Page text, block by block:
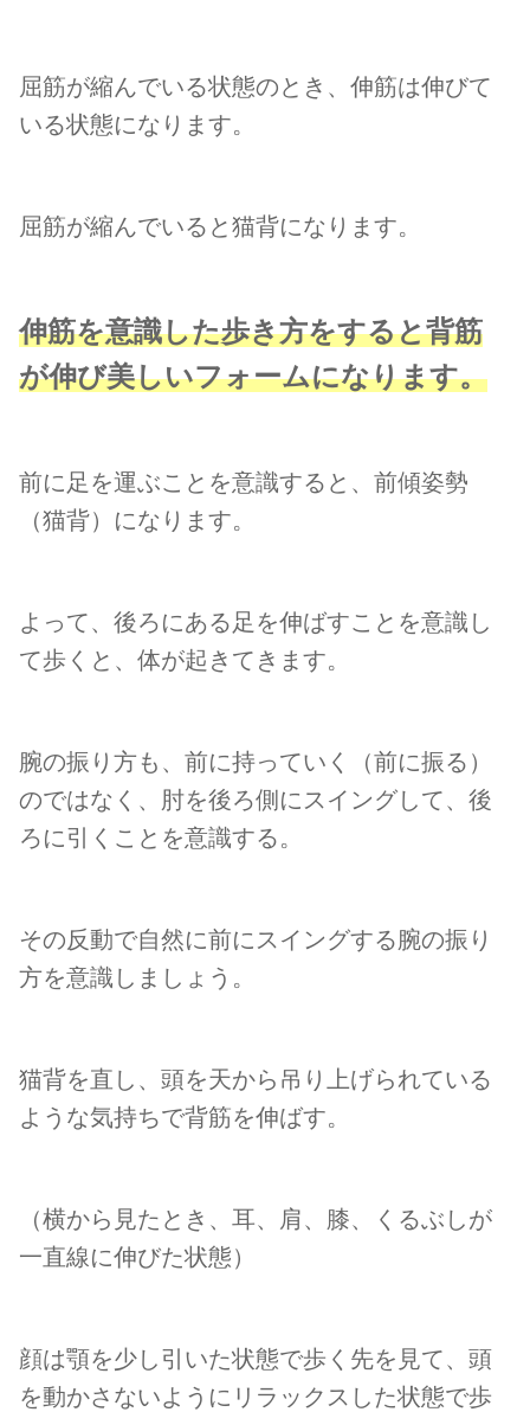
屈筋が縮んでいる状態のとき、伸筋は伸びて
いる状態になります。
屈筋が縮んでいると猫背になります。
伸筋を意識した歩き方をすると背筋
が伸び美しいフォームになります。
前に足を運ぶことを意識すると、前傾姿勢
（猫背）になります。
よって、後ろにある足を伸ばすことを意識し
て歩くと、体が起きてきます。
腕の振り方も、前に持っていく（前に振る）
のではなく、肘を後ろ側にスイングして、後
ろに引くことを意識する。
その反動で自然に前にスイングする腕の振り
方を意識しましょう。
猫背を直し、頭を天から吊り上げられている
ような気持ちで背筋を伸ばす。
（横から見たとき、耳、肩、膝、くるぶしが
一直線に伸びた状態）
顔は顎を少し引いた状態で歩く先を見て、頭
を動かさないようにリラックスした状態で歩